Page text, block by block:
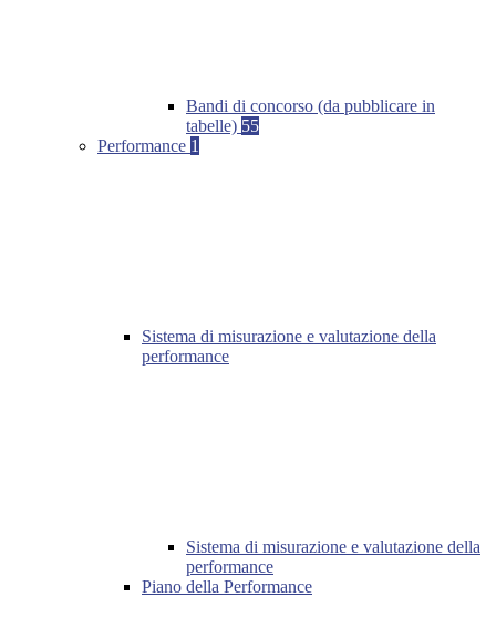
Bandi di concorso (da pubblicare in
tabelle) 55
Performance 1
Sistema di misurazione e valutazione della
performance
Sistema di misurazione e valutazione della
performance
Piano della Performance